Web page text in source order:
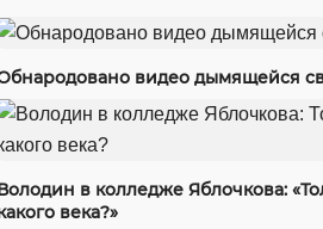
видео дымящейся
в колледже Яблочкова:
века?»